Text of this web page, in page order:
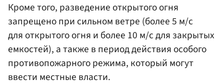
Кроме того, разведение открытого огня
запрещено при сильном ветре (более 5 м/с
для открытого огня и более 10 м/с для закрытых
емкостей), а также в период действия особого
противопожарного режима, который могут
ввести местные власти.